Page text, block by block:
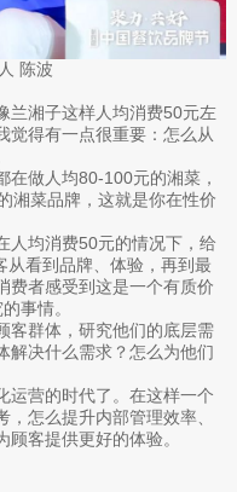
陈波
兰湘子这样人均消费50元左
觉得有一点很重要：怎么从
在做人均80-100元的湘菜，
湘菜品牌，这就是你在性价
人均消费50元的情况下，给
从看到品牌、体验，再到最
费者感受到这是一个有质价
事情。
客群体，研究他们的底层需
解决什么需求？怎么为他们
运营的时代了。在这样一个
怎么提升内部管理效率、
客提供更好的体验。